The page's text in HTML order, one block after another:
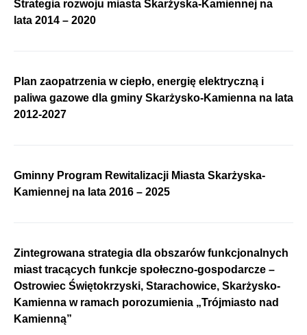
Strategia rozwoju miasta Skarżyska-Kamiennej na
lata 2014 – 2020
Plan zaopatrzenia w ciepło, energię elektryczną i
paliwa gazowe dla gminy Skarżysko-Kamienna na lata
2012-2027
Gminny Program Rewitalizacji Miasta Skarżyska-
Kamiennej na lata 2016 – 2025
Zintegrowana strategia dla obszarów funkcjonalnych
miast tracących funkcje społeczno-gospodarcze –
Ostrowiec Świętokrzyski, Starachowice, Skarżysko-
Kamienna w ramach porozumienia „Trójmiasto nad
Kamienną”